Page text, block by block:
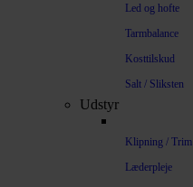
Led og hofte
Tarmbalance
Kosttilskud
Salt / Sliksten
Udstyr
Klipning / Trim
Læderpleje